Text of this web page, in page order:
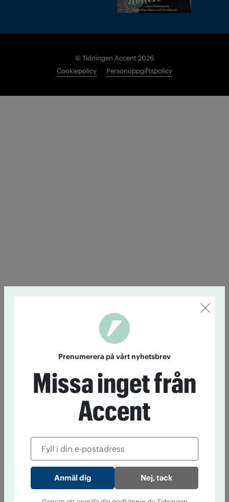
© Tidningen Accent 2026
Cookiepolicy
Personuppgiftspolicy
Prenumerera på vårt nyhetsbrev
Missa inget från
Accent
Nej, tack